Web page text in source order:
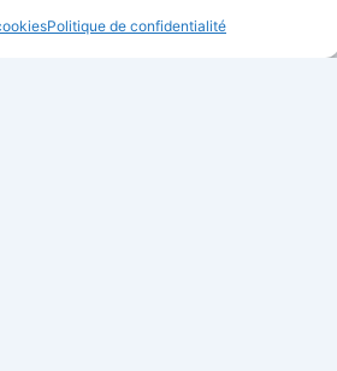
Politique de confidentialité